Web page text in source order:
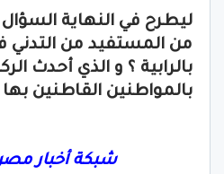
ليطرح في النهاية
من المستفيد من
بالرابية ؟ و الذي أحدث
بالمواطنين القاطنين بها
شبكة أخبار